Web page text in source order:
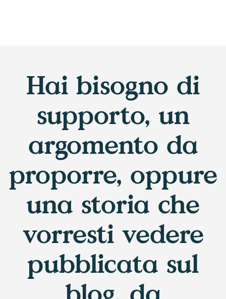
Hai bisogno di
supporto, un
argomento da
proporre, oppure
una storia che
vorresti vedere
pubblicata sul